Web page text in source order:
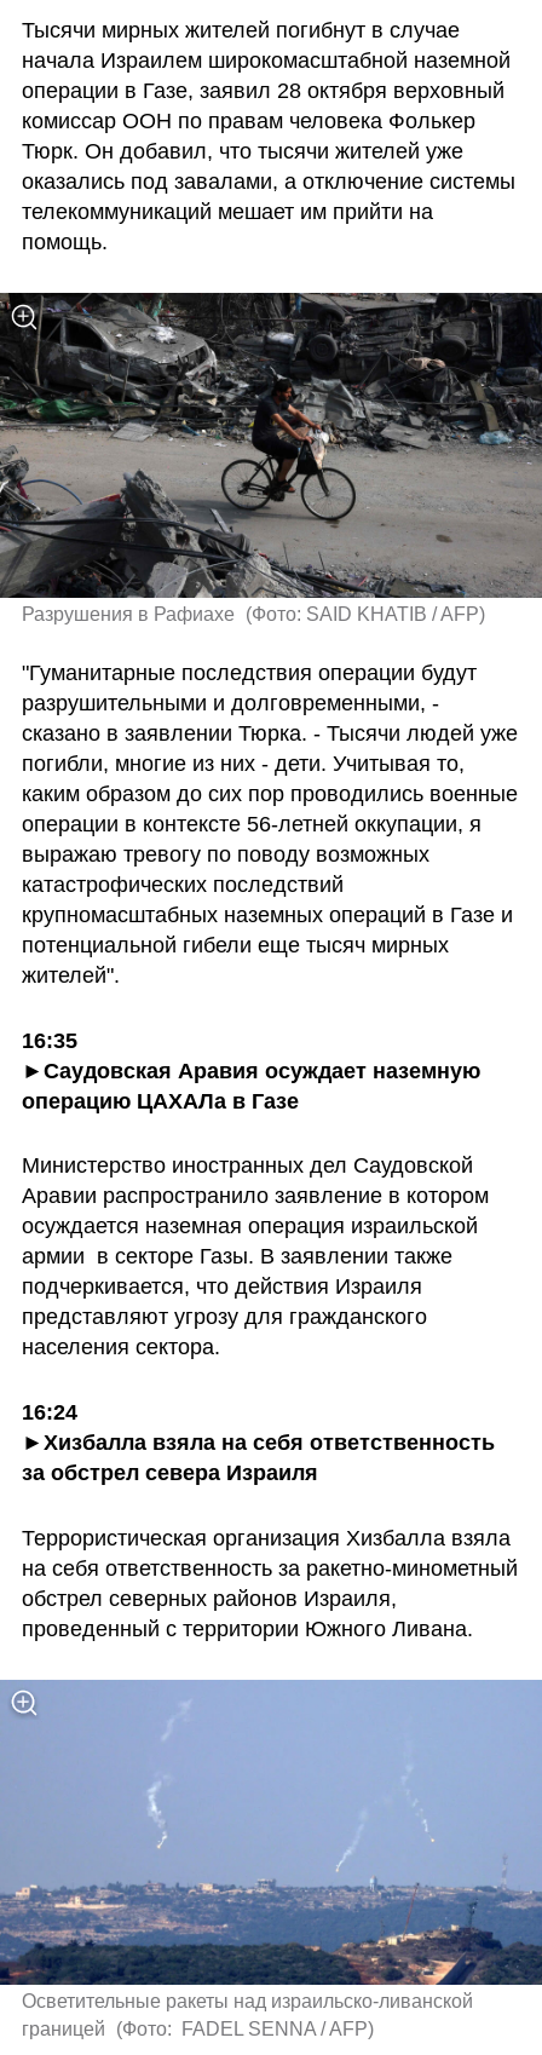
Тысячи мирных жителей погибнут в случае
начала Израилем широкомасштабной наземной
операции в Газе, заявил 28 октября верховный
комиссар ООН по правам человека Фолькер
Тюрк. Он добавил, что тысячи жителей уже
оказались под завалами, а отключение системы
телекоммуникаций мешает им прийти на
помощь.
Разрушения в Рафиахе (Фото: SAID KHATIB / AFP)
"Гуманитарные последствия операции будут
разрушительными и долговременными, -
сказано в заявлении Тюрка. - Тысячи людей уже
погибли, многие из них - дети. Учитывая то,
каким образом до сих пор проводились военные
операции в контексте 56-летней оккупации, я
выражаю тревогу по поводу возможных
катастрофических последствий
крупномасштабных наземных операций в Газе и
потенциальной гибели еще тысяч мирных
жителей".
16:35
► Саудовская Аравия осуждает наземную
операцию ЦАХАЛа в Газе
Министерство иностранных дел Саудовской
Аравии распространило заявление в котором
осуждается наземная операция израильской
армии  в секторе Газы. В заявлении также
подчеркивается, что действия Израиля
представляют угрозу для гражданского
населения сектора.
16:24
► Хизбалла взяла на себя ответственность
за обстрел севера Израиля
Террористическая организация Хизбалла взяла
на себя ответственность за ракетно-минометный
обстрел северных районов Израиля,
проведенный с территории Южного Ливана.
Осветительные ракеты над израильско-ливанской
границей
(Фото:  FADEL SENNA / AFP)